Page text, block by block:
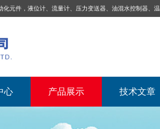
油混水控制器、温度传感器、电磁阀球阀蝶阀、测速装置、位移变送器、油冷却器、自动补气装置、机械过速保护装置、排水控制柜、压油装置控制系统、液位集中控制系统、水力量测控制系统、水轮发电机组监测系统、电容式液位开关、压力表、测温制动柜、蝴蝶阀球阀控制柜 |
心 产品展示 技术文章